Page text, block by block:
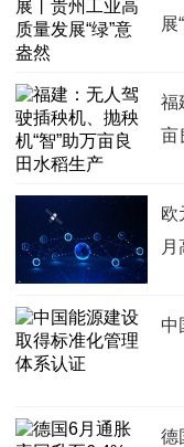
展
福
亩
欧
月
中
德